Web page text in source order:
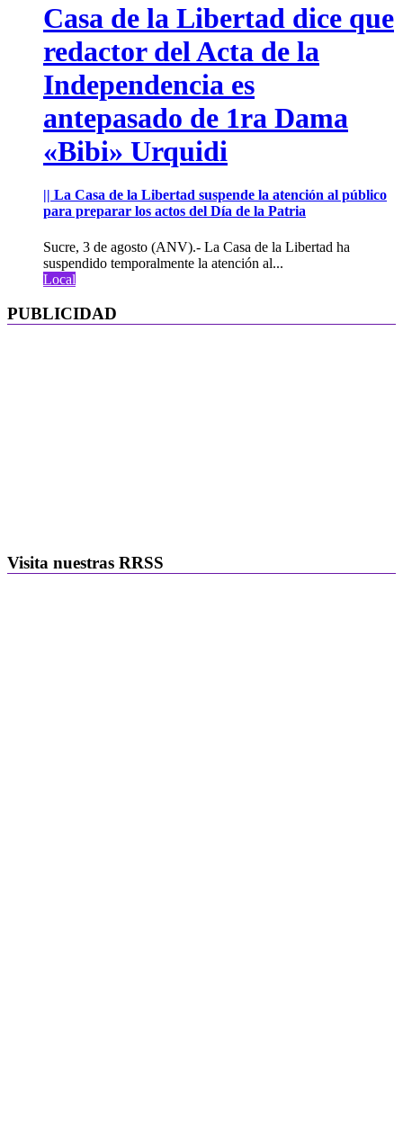
Casa de la Libertad dice que
redactor del Acta de la
Independencia es
antepasado de 1ra Dama
«Bibi» Urquidi
|| La Casa de la Libertad suspende la atención al público
para preparar los actos del Día de la Patria
Sucre, 3 de agosto (ANV).- La Casa de la Libertad ha
suspendido temporalmente la atención al...
Local
PUBLICIDAD
Visita nuestras RRSS